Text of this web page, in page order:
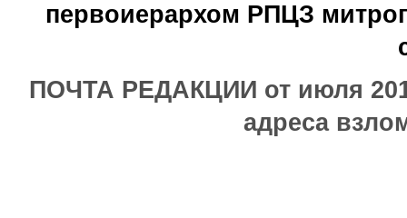
первоиерархом РПЦЗ
ПОЧТА РЕДАКЦИИ от июля
адреса